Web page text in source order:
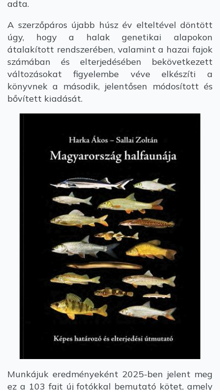
adta.
A szerzőpáros újabb húsz év elteltével döntött
úgy, hogy a halak genetikai alapokon
átalakított rendszerében, valamint a hazai fajok
számában és elterjedésében bekövetkezett
változásokat figyelembe véve elkészíti a
könyvnek a második, jelentősen módosított és
bővített kiadását.
Munkájuk eredményeként 2025-ben jelent meg
ez a 103 fajt új fotókkal bemutató kötet, amely